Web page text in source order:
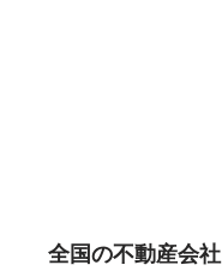
全国の不動産会社